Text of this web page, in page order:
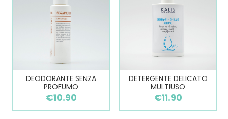
DEODORANTE SENZA
PROFUMO
€10.90
DETERGENTE DELICATO
MULTIUSO
€11.90